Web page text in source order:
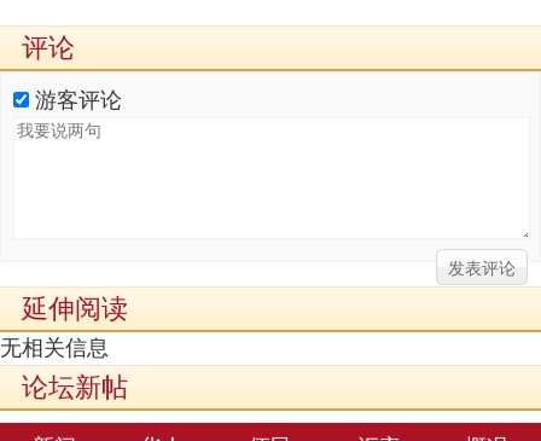
评论
游客评论
延伸阅读
无相关信息
论坛新帖